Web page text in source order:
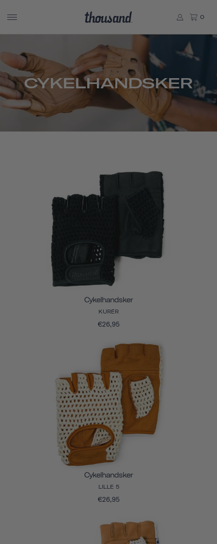
0
CYKELHANDSKER
Cykelhandsker
KURÉR
€26,95
Cykelhandsker
LILLE 5
€26,95